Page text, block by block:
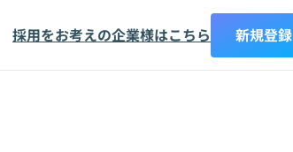
採用をお考えの企業様はこちら 新規登録